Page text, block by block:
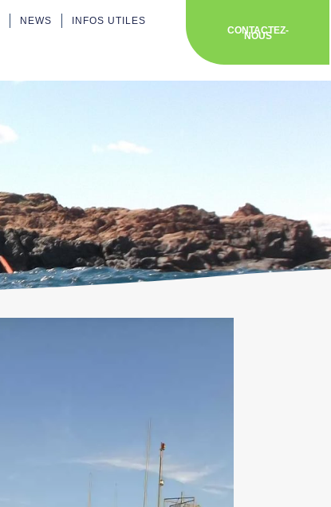
NEWS
INFOS UTILES
CONTACTEZ-
NOUS